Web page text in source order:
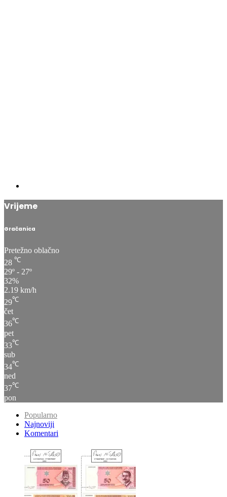
Vrijeme
Gračanica
Pretežno oblačno
29º - 27º
32%
2.19 km/h
29℃
čet
36 ℃
pet
33 ℃
sub
34 ℃
ned
37 ℃
pon
Komentari